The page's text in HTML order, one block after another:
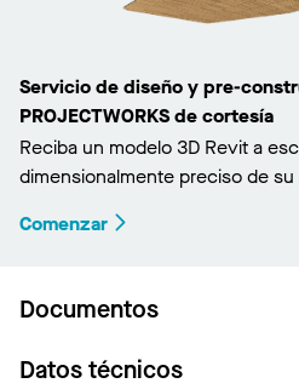
Servicio de diseño y pre-
PROJECTWORKS de cortesía
Reciba un modelo 3D Revit a
dimensionalmente preciso de
Comenzar
Documentos
Datos técnicos